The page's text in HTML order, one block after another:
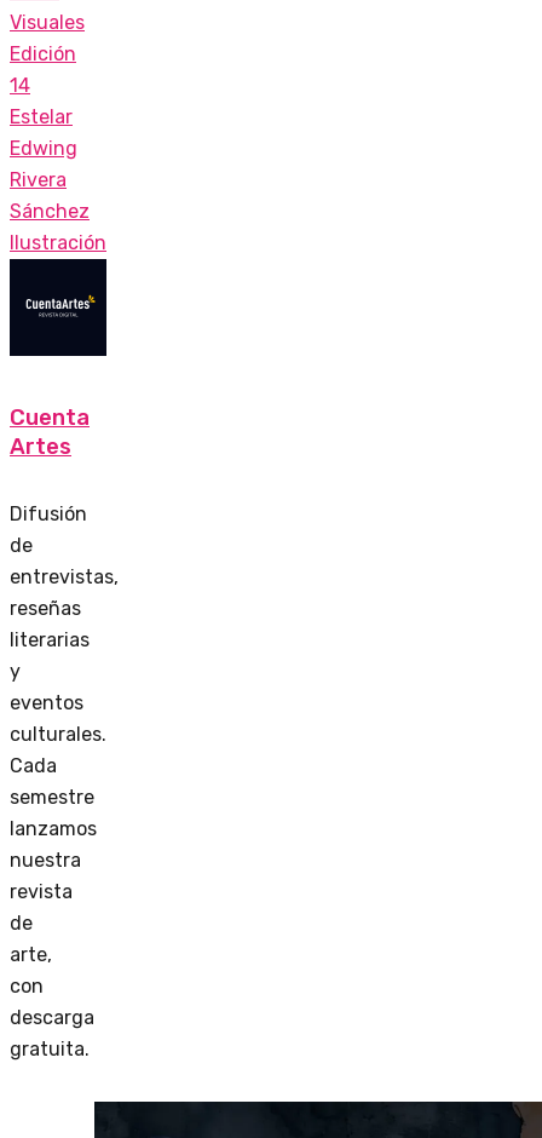
Visuales
Edición
14
Estelar
Edwing
Rivera
Sánchez
Ilustración
Cuenta
Artes
Difusión
de
entrevistas,
reseñas
literarias
y
eventos
culturales.
Cada
semestre
lanzamos
nuestra
revista
de
arte,
con
descarga
gratuita.